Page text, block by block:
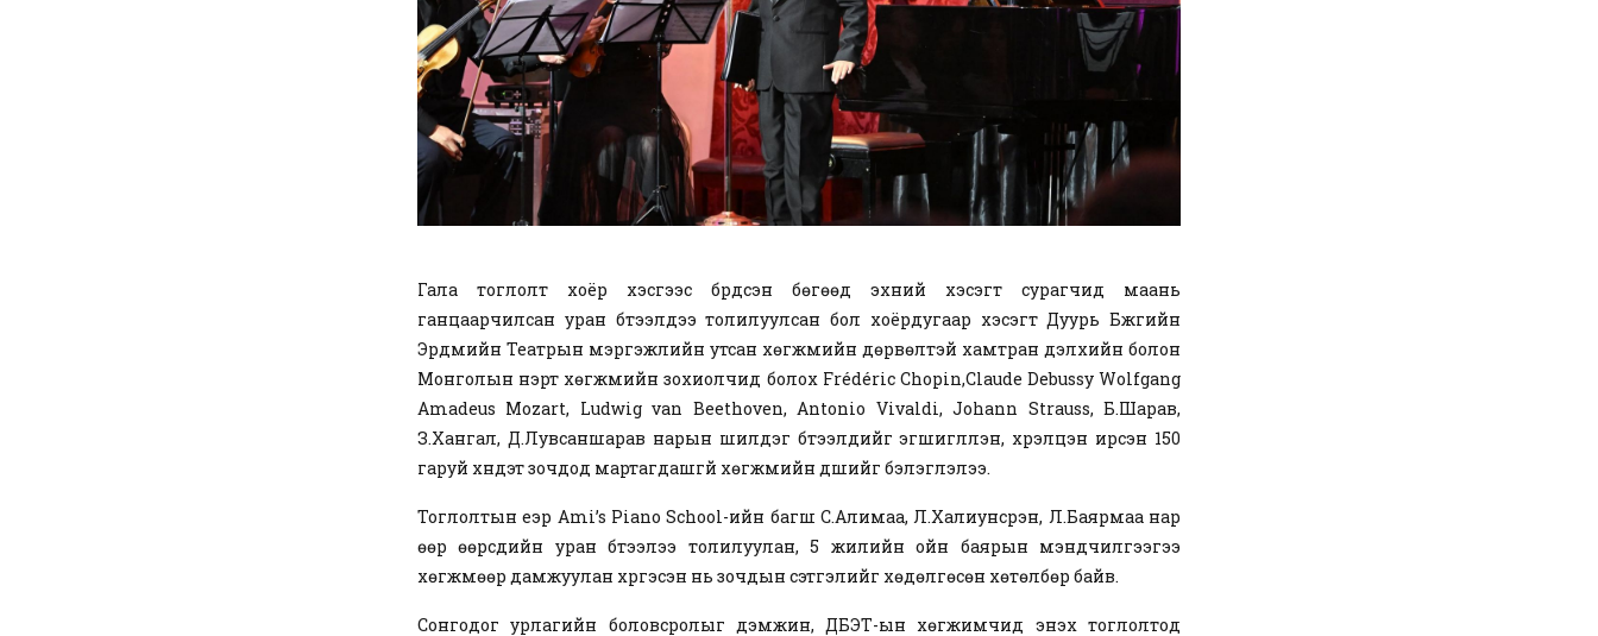
Гала тоглолт хоёр хэсгээс бүрдсэн бөгөөд эхний хэсэгт сурагчид маань
ганцаарчилсан уран бүтээлүүдээ толилуулсан бол хоёрдугаар хэсэгт Дуурь Бүжгийн
Эрдмийн Театрын мэргэжлийн утсан хөгжмийн дөрвөлтэй хамтран дэлхийн болон
Монголын нэрт хөгжмийн зохиолчид болох Frédéric Chopin,Claude Debussy Wolfgang
Amadeus Mozart, Ludwig van Beethoven, Antonio Vivaldi, Johann Strauss, Б.Шарав,
З.Хангал, Д.Лувсаншарав нарын шилдэг бүтээлүүдийг эгшиглүүлэн, хүрэлцэн ирсэн 150
гаруй хүндэт зочдод мартагдашгүй хөгжмийн үдшийг бэлэглэлээ.
Тоглолтын үеэр Ami’s Piano School-ийн багш С.Алимаа, Л.Халиунсүрэн, Л.Баярмаа нар
өөр өөрсдийн уран бүтээлээ толилуулан, 5 жилийн ойн баярын мэндчилгээгээ
хөгжмөөр дамжуулан хүргэсэн нь зочдын сэтгэлийг хөдөлгөсөн хөтөлбөр байв.
Сонгодог урлагийн боловсролыг дэмжин, ДБЭТ-ын хөгжимчид энэхүү тоглолтод